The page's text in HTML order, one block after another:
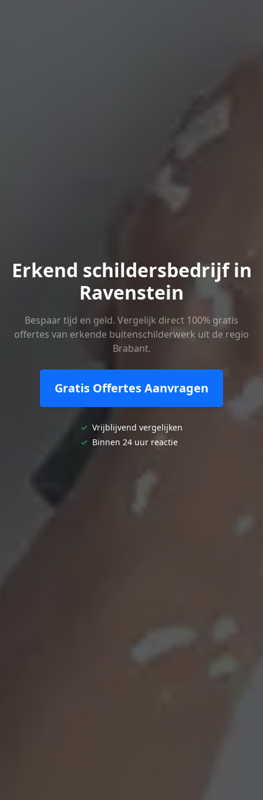
Erkend schildersbedrijf in
Ravenstein
Bespaar tijd en geld. Vergelijk direct 100% gratis
offertes van erkende buitenschilderwerk uit de regio
Brabant.
Gratis Offertes Aanvragen
✓ Vrijblijvend vergelijken
✓ Binnen 24 uur reactie